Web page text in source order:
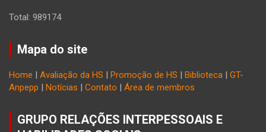
Total: 989174
Mapa do site
Home Avaliação da HS Promoção de HS Biblioteca
GT-
Anpepp
Notícias Contato Área de membros
GRUPO RELAÇÕES INTERPESSOAIS E